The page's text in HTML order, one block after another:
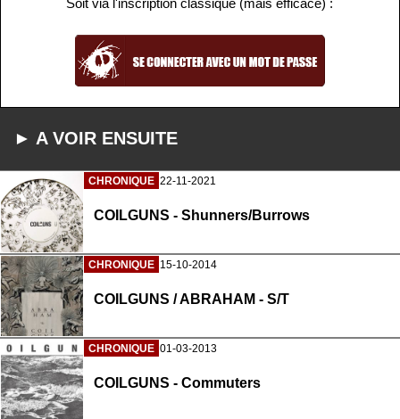
Soit via l'inscription classique (mais efficace) :
► A VOIR ENSUITE
CHRONIQUE 22-11-2021
COILGUNS - Shunners/Burrows
CHRONIQUE 15-10-2014
COILGUNS / ABRAHAM - S/T
CHRONIQUE 01-03-2013
COILGUNS - Commuters